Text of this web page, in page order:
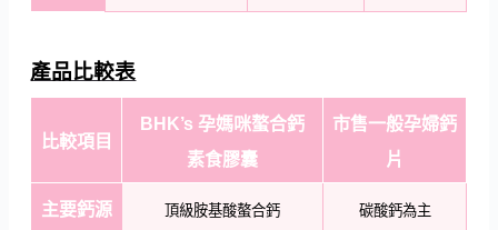
產品比較表
比較項目
BHK’s 孕媽咪螯合鈣
素食膠囊
市售一般孕婦鈣
片
主要鈣源 頂級胺基酸螯合鈣 碳酸鈣為主